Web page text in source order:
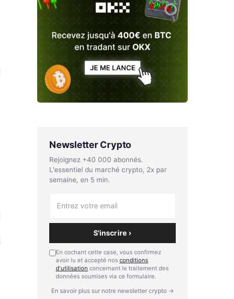
Newsletter Crypto
Rejoignez +40 000 abonnés.
L'essentiel du marché crypto, 2x par
semaine, en 5 min.
S'inscrire ›
En cochant cette case, vous confirmez
avoir lu et accepté nos conditions
d'utilisation concernant le traitement des
données soumises via ce formulaire.
En savoir plus sur notre newsletter crypto →